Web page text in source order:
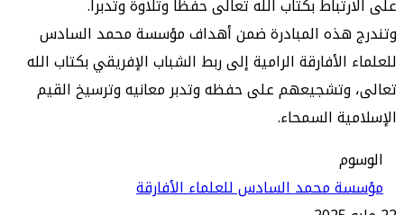
بكتاب الله تعالى حفظاً وتلاوة وتدبراً.
هذه المبادرة ضمن أهداف مؤسسة محمد السادس
الأفارقة الرامية إلى ربط الشباب الإفريقي بكتاب الله
وتشجيعهم على حفظه وتدبر معانيه وترسيخ القيم
السمحاء.
محمد السادس للعلماء الأفارقة